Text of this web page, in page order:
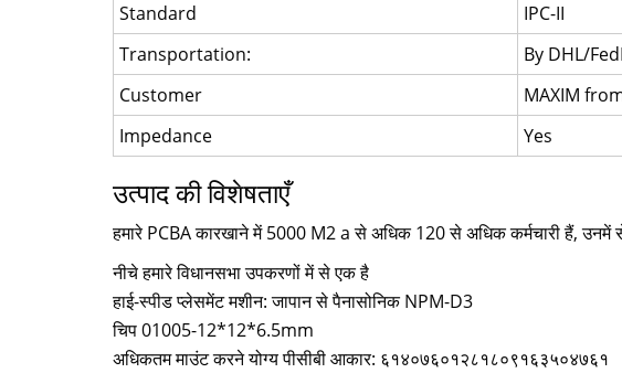
Standard
IPC-II
Transportation:
By DHL/
Customer
MAXIM
Impedance
Yes
उत्पाद की विशेषताएँ
हमारे PCBA कारखाने में 5000 M2 a से अधिक 120 से अधिक कर्मचारी हैं,
नीचे हमारे विधानसभा उपकरणों में से एक है
हाई-स्पीड प्लेसमेंट मशीन: जापान से पैनासोनिक NPM-D3
चिप 01005-12*12*6.5mm
अधिकतम माउंट करने योग्य पीसीबी आकार: ६१४०७६०१२८१८०९१६३५०४७६१